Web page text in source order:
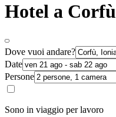
Hotel a Corfù
Dove vuoi andare?
Date
Persone
Sono in viaggio per lavoro